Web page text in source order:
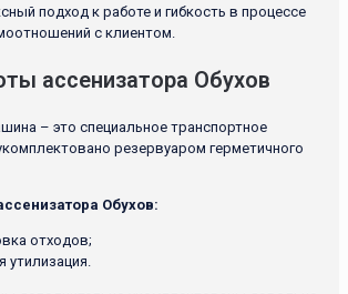
подход к работе и гибкость в процессе
с клиентом.
ассенизатора Обухов
– это специальное транспортное
резервуаром герметичного
Обухов:
отходов;
утилизация.